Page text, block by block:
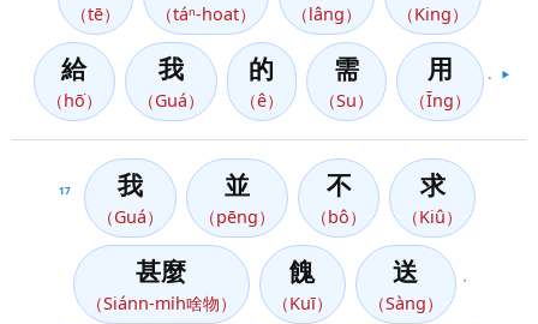
（tē） （táⁿ-hoat） （lâng） （King）
給
（hō͘）
我
（Guá）
的
（ê）
需
（Su）
用
（Īng）
▶️
17 我
（Guá）
並
（pēng）
不
（bô）
求
（Kiû）
甚麼
（Siánn-mi̍h啥物）
餽
（Kuī）
送
（Sàng）